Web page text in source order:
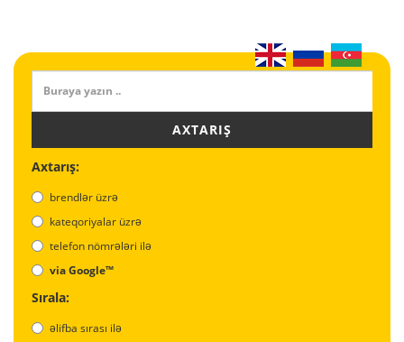
AXTARIŞ
Axtarış:
brendlər üzrə
kateqoriyalar üzrə
telefon nömrələri ilə
via Google™
Sırala:
əlifba sırası ilə